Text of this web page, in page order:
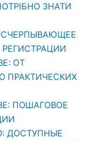
ЗНАТИ
ОТ
ПРАКТИЧЕСКИХ
ПОШАГОВОЕ
ДОСТУПНЫЕ